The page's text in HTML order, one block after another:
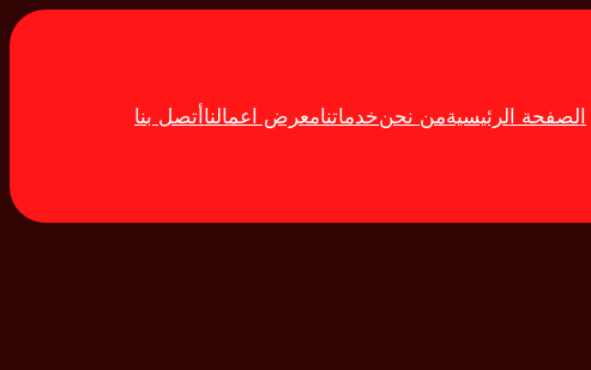
الصفحة الرئيسيةمن نحنخدماتنامعرض اعمالنا أتصل بنا